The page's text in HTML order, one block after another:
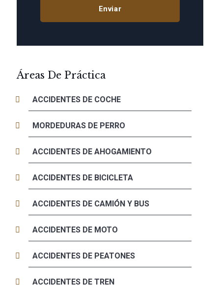
Áreas De Práctica
ACCIDENTES DE COCHE
MORDEDURAS DE PERRO
ACCIDENTES DE AHOGAMIENTO
ACCIDENTES DE BICICLETA
ACCIDENTES DE CAMIÓN Y BUS
ACCIDENTES DE MOTO
ACCIDENTES DE PEATONES
ACCIDENTES DE TREN